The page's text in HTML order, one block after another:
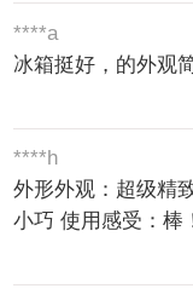
****a
冰箱挺好，的外观
****h
外形外观：超级精
小巧 使用感受：棒